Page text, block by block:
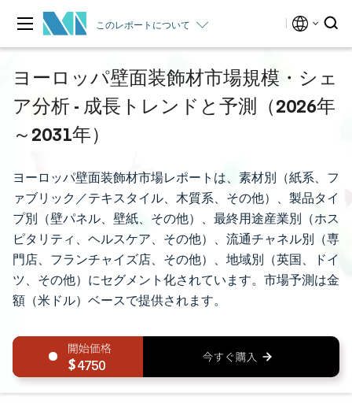
このレポートについて
ヨーロッパ壁面装飾材市場規模・シェ
ア分析 - 成長トレンドと予測（2026年
～2031年）
ヨーロッパ壁面装飾材市場レポートは、素材別（紙系、フ
ァブリック／テキスタイル、木質系、その他）、製品タイ
プ別（壁パネル、壁紙、その他）、最終用途産業別（ホス
ピタリティ、ヘルスケア、その他）、流通チャネル別（専
門店、フランチャイズ店、その他）、地域別（英国、ドイ
ツ、その他）にセグメント化されています。市場予測は金
額（米ドル）ベースで提供されます。
4750